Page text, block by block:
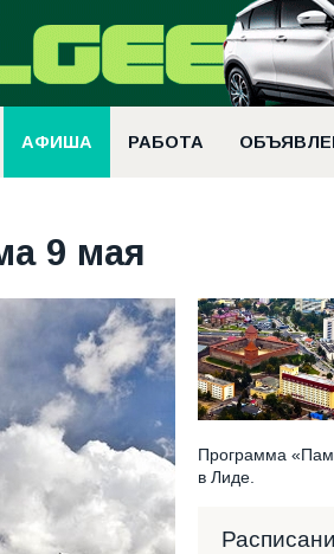
АФИША РАБОТА
9 мая
Программа
в Лиде.